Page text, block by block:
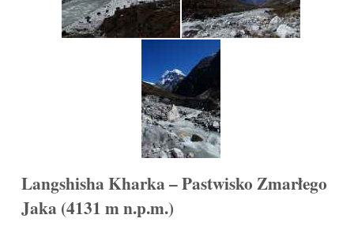
Langshisha Kharka – Pastwisko Zmarłego
Jaka (4131 m n.p.m.)